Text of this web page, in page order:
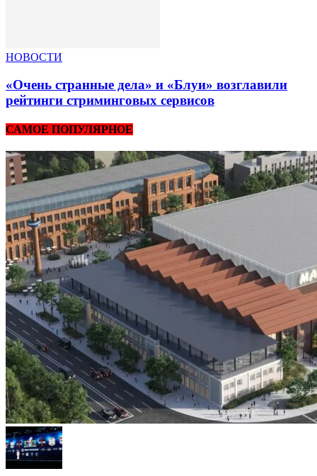
НОВОСТИ
«Очень странные дела» и «Блуи» возглавили
рейтинги стриминговых сервисов
САМОЕ ПОПУЛЯРНОЕ